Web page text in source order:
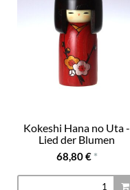
Kokeshi Hana no Uta -
Lied der Blumen
68,80 € *